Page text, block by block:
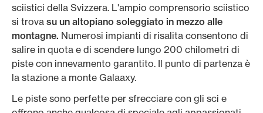
sciistici della Svizzera. L'ampio comprensorio sciistico
si trova su un altopiano soleggiato in mezzo alle
montagne. Numerosi impianti di risalita consentono di
salire in quota e di scendere lungo 200 chilometri di
piste con innevamento garantito. Il punto di partenza è
la stazione a monte Galaaxy.
Le piste sono perfette per sfrecciare con gli sci e